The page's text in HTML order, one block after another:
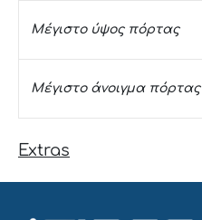
Μέγιστο ύψος πόρτας
Μέγιστο άνοιγμα πόρτας
Extras